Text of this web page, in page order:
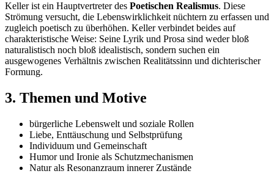
Keller ist ein Hauptvertreter des Poetischen Realismus. Diese
Strömung versucht, die Lebenswirklichkeit nüchtern zu erfassen und
zugleich poetisch zu überhöhen. Keller verbindet beides auf
charakteristische Weise: Seine Lyrik und Prosa sind weder bloß
naturalistisch noch bloß idealistisch, sondern suchen ein
ausgewogenes Verhältnis zwischen Realitätssinn und dichterischer
Formung.
3. Themen und Motive
bürgerliche Lebenswelt und soziale Rollen
Liebe, Enttäuschung und Selbstprüfung
Individuum und Gemeinschaft
Humor und Ironie als Schutzmechanismen
Natur als Resonanzraum innerer Zustände